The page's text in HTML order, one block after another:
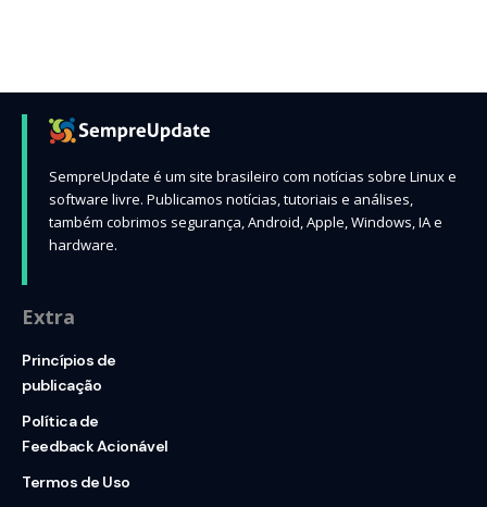
SempreUpdate é um site brasileiro com notícias sobre Linux e
software livre. Publicamos notícias, tutoriais e análises,
também cobrimos segurança, Android, Apple, Windows, IA e
hardware.
Extra
Princípios de
publicação
Política de
Feedback Acionável
Termos de Uso